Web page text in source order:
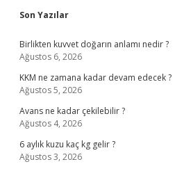
Sidebar
Son Yazılar
Birlikten kuvvet doğarın anlamı nedir ?
Ağustos 6, 2026
KKM ne zamana kadar devam edecek ?
Ağustos 5, 2026
Avans ne kadar çekilebilir ?
Ağustos 4, 2026
6 aylık kuzu kaç kg gelir ?
Ağustos 3, 2026